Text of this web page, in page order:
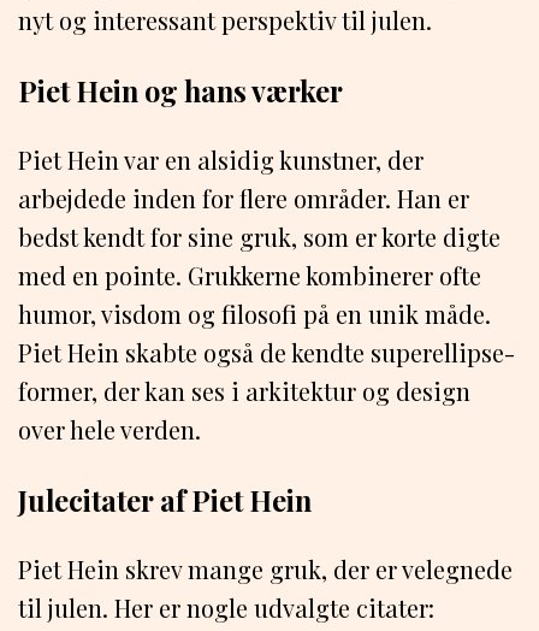
nyt og interessant perspektiv til julen.
Piet Hein og hans værker
Piet Hein var en alsidig kunstner, der
arbejdede inden for flere områder. Han er
bedst kendt for sine gruk, som er korte digte
med en pointe. Grukkerne kombinerer ofte
humor, visdom og filosofi på en unik måde.
Piet Hein skabte også de kendte superellipse-
former, der kan ses i arkitektur og design
over hele verden.
Julecitater af Piet Hein
Piet Hein skrev mange gruk, der er velegnede
til julen. Her er nogle udvalgte citater: